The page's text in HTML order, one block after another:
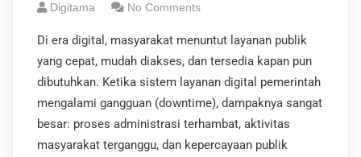
Digitama No Comments
Di era digital, masyarakat menuntut layanan publik
yang cepat, mudah diakses, dan tersedia kapan pun
dibutuhkan. Ketika sistem layanan digital pemerintah
mengalami gangguan (downtime), dampaknya sangat
besar: proses administrasi terhambat, aktivitas
masyarakat terganggu, dan kepercayaan publik